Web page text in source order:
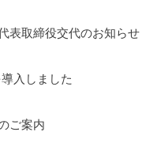
表取締役交代のお知らせ
入しました
ご案内